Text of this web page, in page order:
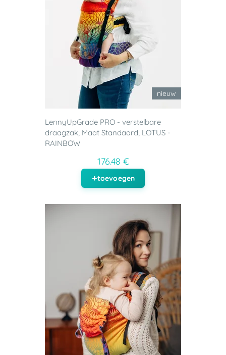
nieuw
LennyUpGrade PRO - verstelbare
draagzak, Maat Standaard, LOTUS -
RAINBOW
176.48 €
toevoegen